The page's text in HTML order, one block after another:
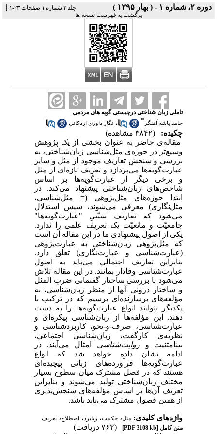
دوره ۲، شماره ۱ - ( بهار ۱۳۹۵ ) جلد ۲ شماره ۱ صفحات ۲۳-۱ |
برگشت به فهرست نسخه ها
تاملی زبان شناختی درچیستی گویه های مردمی
حامد باشه آهنگر * ، نگار داوری اردکانی
چکیده:
(۳۸۴۲ مشاهده)
مقاله‌ی حاضر به عنوان بخشی از یک پژوهش
وسیع‌تر در حوزه‌ی مثل‌شناسی ‌زبان‌شناختی، به
بررسی و سنجش تعاریف موجود از مثل و سایر
عبارت‌گویه‌ها می‌پردازد و تعریف تازه‌ای از مثل
و برخی دیگر از عبارت‌گویه‌ها بر اساس
شاخص‌های ‌زبان‌شناختی پیشنهاد می‌کند. در
ابتدا حوزه‌های مثل‌پژوهی (= مثل‌شناسی،
مثل‌نگاری) معرفی می‌شوند، سپس استدلال
می‌شود که تعاریف سنّتیِ "عبارت‌گویه‌ها"
جامعیّت و مانعیّت یک تعریف علمی را ندارد.
یکی از اصول پیشنهادی ما در این مقاله آن است
که مثل‌پژوهی زبان‌شناختی به عبارت‌پژوهی
(عبارت‌شناسی و عبارت‌نگاری) تعلق دارد.
بنابراین تعاریف احتمالی می‌باید به اصول
عبارت‌شناسی وفادار بمانند. در این مقاله تلاش
می‌شود با بررسی ساختار گفتمانی ضربِ المثل
و ساختار درونی آنها از منظر زبان‌شناسی، به
مؤلفه‌های برسازنده‌ای برسیم که در ترکیب با
یکدیگر بتوانند انواع عبارت‌گویه‌ها را به دست
دهند. این مؤلفه‌ها از زبان‌شناسی پیکره‌ای و
عبارت‌شناسی، صرف-و-نحو، کاربردشناسی و
نظریه‌ی کارگفت، زبان‌شناسی اجتماعی،
بینامتنیت وروایت‌شناسی امثال می‌آیند. در
ادامه نشان داده خواهد شد که انواع
عبارت‌گویه‌ها فرآورده‌های زبانی پیچیده‌ای
هستند که در فصل مشترک میان سطوح بسیار
مختلف زبان‌شناختی تولید می‌شوند و بنابراین
تعریف آن‌ها بر اساس مؤلفه‌های سنجش‌پذیری
از همین فصول مشترک می‌باید باشد.
واژه‌های کلیدی: مثل، حکمت، زبانزد ، اصطلاح، تعریف
متن کامل [PDF 3108 kb]
(۷۶۲ دریافت)